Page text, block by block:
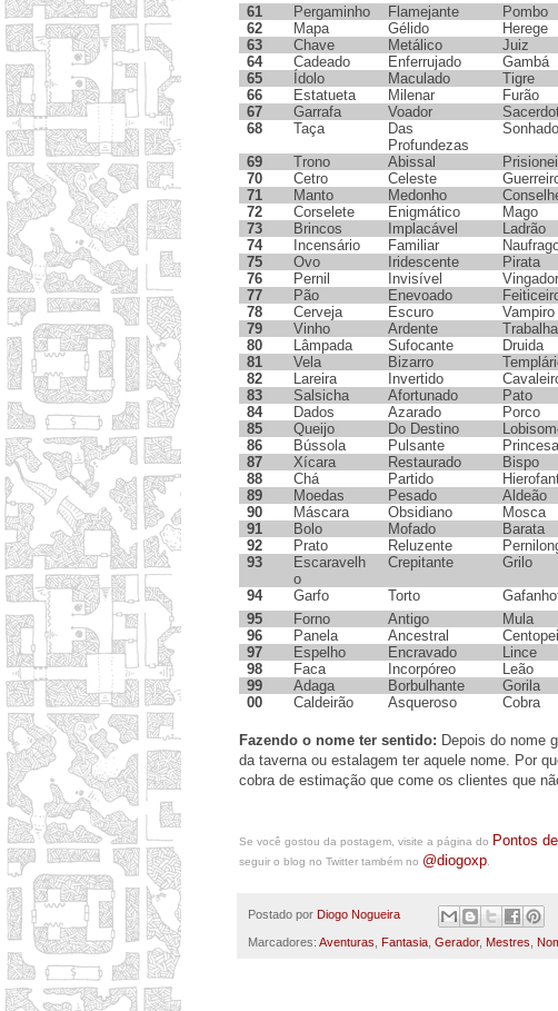
61
Pergaminho Flamejante Pombo
62
Mapa Gélido Herege
63
Chave Metálico Juiz
64
Cadeado Enferrujado Gambá
65
Ídolo Maculado Tigre
66
Estatueta Milenar Furão
67
Garrafa Voador
68
Taça
Das
Profundezas
69
Trono Abissal
70
Cetro Celeste
71
Manto Medonho
72
Corselete Enigmático Mago
73
Brincos Implacável Ladrão
74
Incensário Familiar
75
Ovo Iridescente Pirata
76
Pernil Invisível Vingador
77
Pão Enevoado
78
Cerveja Escuro Vampiro
79
Vinho Ardente
80
Lâmpada Sufocante Druida
81
Vela Bizarro
82
Lareira Invertido
83
Salsicha Afortunado Pato
84
Dados Azarado Porco
85
Queijo Do Destino
86
Bússola Pulsante
87
Xícara Restaurado Bispo
88
Chá Partido
89
Moedas Pesado Aldeão
90
Máscara Obsidiano Mosca
91
Bolo Mofado Barata
92
Prato Reluzente
93
Escaravelh
o
Crepitante Grilo
94
Garfo Torto
95
Forno Antigo Mula
96
Panela Ancestral
97
Espelho Encravado Lince
98
Faca Incorpóreo Leão
99
Adaga Borbulhante Gorila
00
Caldeirão Asqueroso Cobra
Fazendo o nome ter sentido: Depois do nome
da taverna ou estalagem ter aquele nome. Por
cobra de estimação que come os clientes que
Se você gostou da postagem, visite a página do Pontos
seguir o blog no Twitter também no @diogoxp.
Postado por Diogo Nogueira
Marcadores: Aventuras Fantasia Gerador, Mestres